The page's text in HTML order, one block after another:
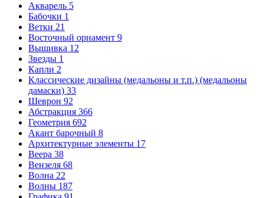
Акварель 5
Бабочки 1
Ветки 21
Восточный орнамент 9
Вышивка 12
Звезды 1
Капли 2
Классические дизайны (медальоны и т.п.) (медальоны
дамаски) 33
Шеврон 92
Абстракция 366
Геометрия 692
Акант барочный 8
Архитектурные элементы 17
Веера 38
Вензеля 68
Волна 22
Волны 187